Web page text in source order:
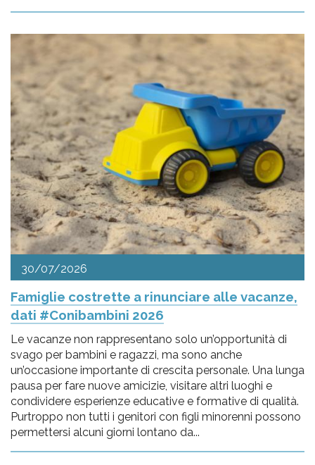
30/07/2026
Famiglie costrette a rinunciare alle vacanze,
dati #Conibambini 2026
Le vacanze non rappresentano solo un’opportunità di
svago per bambini e ragazzi, ma sono anche
un’occasione importante di crescita personale. Una lunga
pausa per fare nuove amicizie, visitare altri luoghi e
condividere esperienze educative e formative di qualità.
Purtroppo non tutti i genitori con figli minorenni possono
permettersi alcuni giorni lontano da...